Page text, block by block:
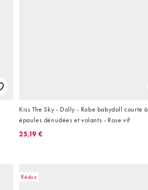
Kiss The Sky - Dolly - Robe babydoll courte à
épaules dénudées et volants - Rose vif
25,19 €
Réduc